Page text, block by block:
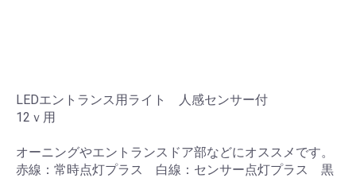
LEDエントランス用ライト 人感センサー付
12ｖ用
オーニングやエントランスドア部などにオススメです。
赤線：常時点灯プラス 白線：センサー点灯プラス 黒